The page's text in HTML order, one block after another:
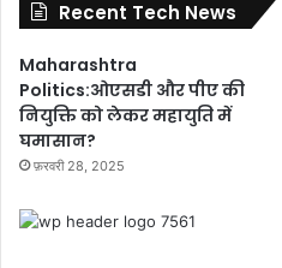
Recent Tech News
Maharashtra
Politics:ओएसडी और पीए की
नियुक्ति को लेकर महायुति में
घमासान?
फ़रवरी 28, 2025